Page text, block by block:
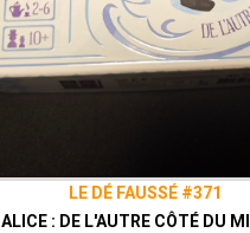
LE DÉ FAUSSÉ #371
ALICE : DE L'AUTRE CÔTÉ DU